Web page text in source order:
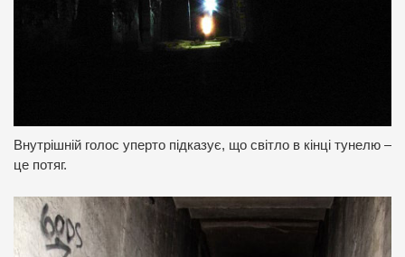
Внутрішній голос уперто підказує, що світло в кінці тунелю –
це потяг.